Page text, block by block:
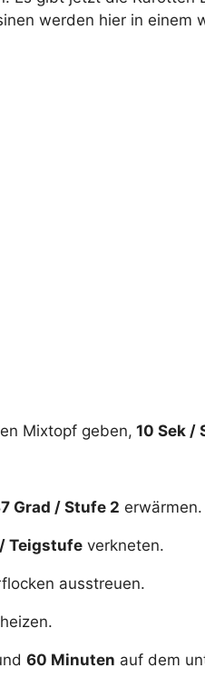
werden hier in einem
Mixtopf geben, 10 Sek /
Grad / Stufe 2 erwärmen.
Teigstufe verkneten.
ausstreuen.
60 Minuten auf dem